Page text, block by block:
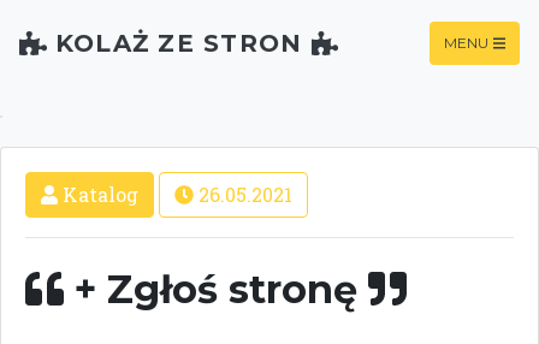
KOLAŻ ZE STRON MENU
Katalog 26.05.2021
+ Zgłoś stronę